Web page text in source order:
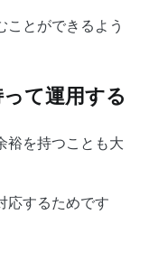
ことができるよう
て運用する
裕を持つことも大
応するためです